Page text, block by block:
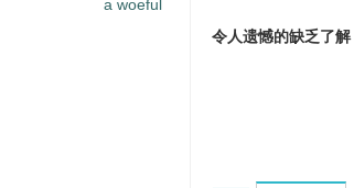
令人遗憾的缺乏了解
a woeful